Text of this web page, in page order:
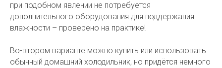
при подобном явлении не потребуется
дополнительного оборудования для поддержания
влажности – проверено на практике!
Во-втором варианте можно купить или использовать
обычный домашний холодильник, но придётся немного